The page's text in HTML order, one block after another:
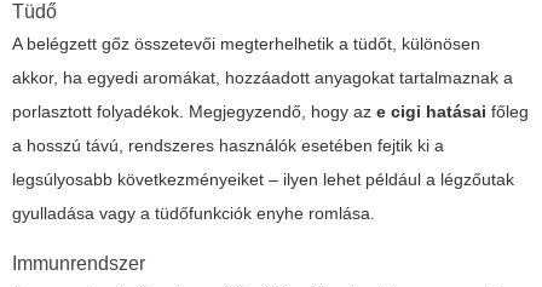
Tüdő
A belégzett gőz összetevői megterhelhetik a tüdőt, különösen
akkor, ha egyedi aromákat, hozzáadott anyagokat tartalmaznak a
porlasztott folyadékok. Megjegyzendő, hogy az e cigi hatásai főleg
a hosszú távú, rendszeres használók esetében fejtik ki a
legsúlyosabb következményeiket – ilyen lehet például a légzőutak
gyulladása vagy a tüdőfunkciók enyhe romlása.
Immunrendszer